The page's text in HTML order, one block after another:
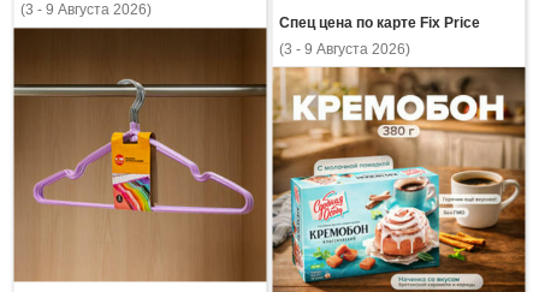
(3 - 9 Августа 2026)
Спец цена по карте Fix Price
(3 - 9 Августа 2026)